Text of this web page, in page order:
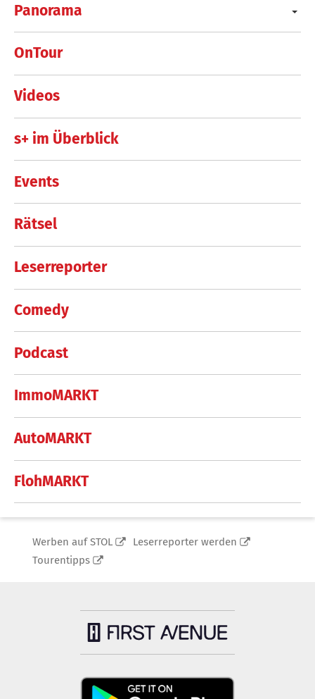
Panorama
OnTour
Videos
s+ im Überblick
Events
Rätsel
Leserreporter
Comedy
Podcast
ImmoMARKT
AutoMARKT
FlohMARKT
Werben auf STOL
Leserreporter werden
Tourentipps